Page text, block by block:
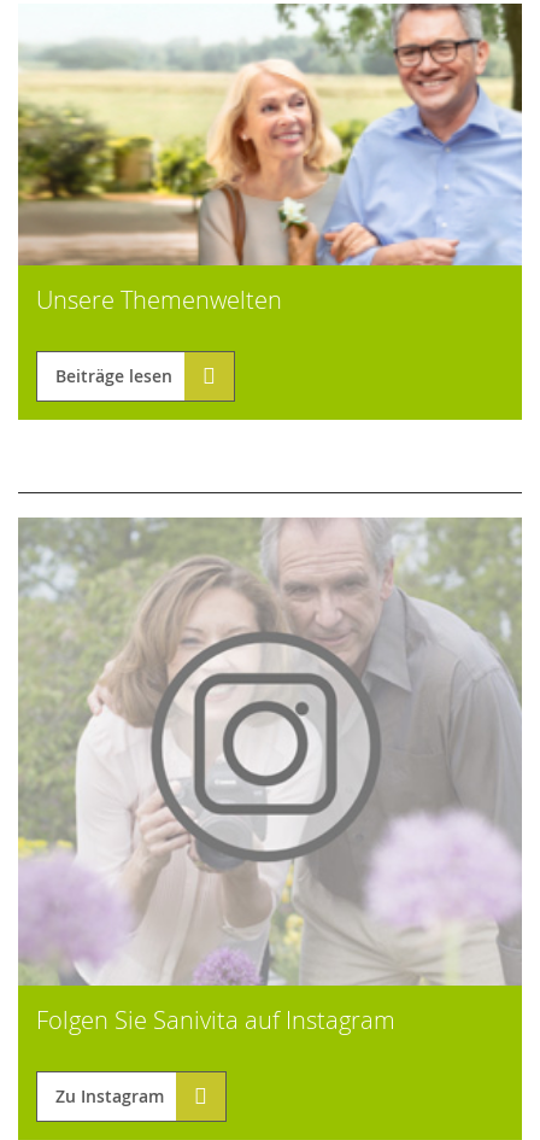
Unsere Themenwelten
Beiträge lesen
Folgen Sie Sanivita auf Instagram
Zu Instagram